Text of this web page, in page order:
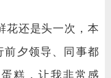
花还是头一次，本
前夕领导、同事都
糕，让我非常感